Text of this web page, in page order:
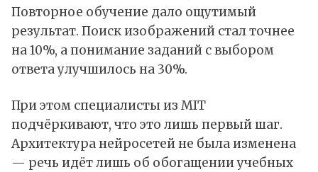
Повторное обучение дало ощутимый
результат. Поиск изображений стал точнее
на 10%, а понимание заданий с выбором
ответа улучшилось на 30%.
При этом специалисты из MIT
подчёркивают, что это лишь первый шаг.
Архитектура нейросетей не была изменена
— речь идёт лишь об обогащении учебных